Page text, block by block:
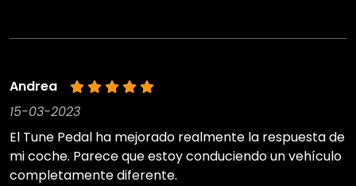
Andrea
15-03-2023
El Tune Pedal ha mejorado realmente la respuesta de
mi coche. Parece que estoy conduciendo un vehículo
completamente diferente.